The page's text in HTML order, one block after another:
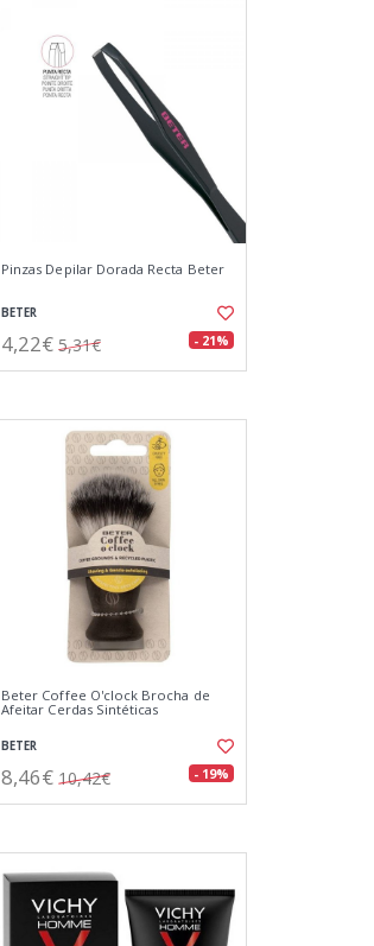
Pinzas Depilar Dorada Recta Beter
BETER
4,22€ 5,31€ - 21%
Beter Coffee O'clock Brocha de
Afeitar Cerdas Sintéticas
BETER
8,46€ 10,42€ - 19%